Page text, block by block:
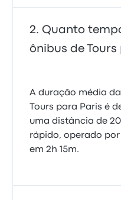
Quanto
ônibus de Tours
A duração média
Tours para Paris é
uma distância de
rápido, operado
em 2h 15m.